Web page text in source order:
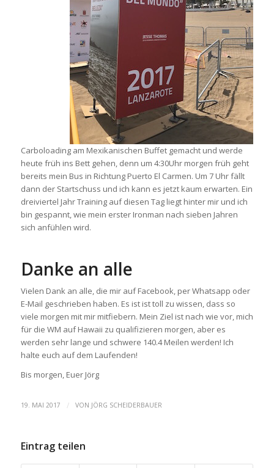
Carboloading am Mexikanischen Buffet gemacht und werde
heute früh ins Bett gehen, denn um 4:30Uhr morgen früh geht
bereits mein Bus in Richtung Puerto El Carmen. Um 7 Uhr fällt
dann der Startschuss und ich kann es jetzt kaum erwarten. Ein
dreiviertel Jahr Training auf diesen Tag liegt hinter mir und ich
bin gespannt, wie mein erster Ironman nach sieben Jahren
sich anfühlen wird.
Danke an alle
Vielen Dank an alle, die mir auf Facebook, per Whatsapp oder
E-Mail geschrieben haben. Es ist ist toll zu wissen, dass so
viele morgen mit mir mitfiebern. Mein Ziel ist nach wie vor, mich
für die WM auf Hawaii zu qualifizieren morgen, aber es
werden sehr lange und schwere 140.4 Meilen werden! Ich
halte euch auf dem Laufenden!
Bis morgen, Euer Jörg
19. MAI 2017 / VON JÖRG SCHEIDERBAUER
Eintrag teilen